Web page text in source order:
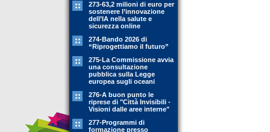
273-63,2 milioni di euro per
sostenere l’innovazione
dell’IA nella salute e
sicurezza online
274-Bando 2026 di
“Riprogettiamo il futuro”
275-La Commissione avvia
una consultazione
pubblica sulla Legge
europea sugli oceani
276-A buon punto le
riprese di "Città Invisibili -
Visioni dalle aree interne"
277-Programmi di
formazione presso